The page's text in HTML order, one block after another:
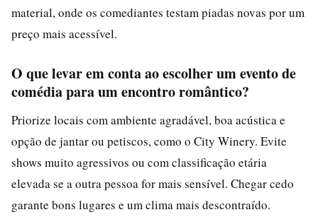
material, onde os comediantes testam piadas novas por um
preço mais acessível.
O que levar em conta ao escolher um evento de
comédia para um encontro romântico?
Priorize locais com ambiente agradável, boa acústica e
opção de jantar ou petiscos, como o City Winery. Evite
shows muito agressivos ou com classificação etária
elevada se a outra pessoa for mais sensível. Chegar cedo
garante bons lugares e um clima mais descontraído.